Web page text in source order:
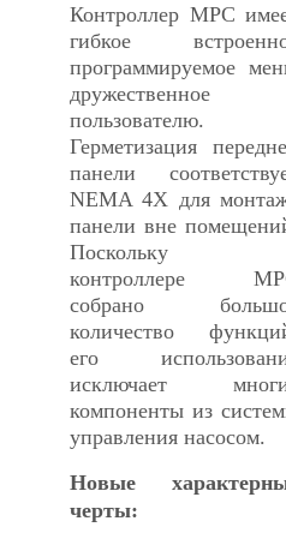
Контроллер МРС
гибкое
программируемое
дружественное
пользователю.
Герметизация
панели
NEMA 4X для
панели вне
Поскольку
контроллере
собрано
количество
его
исключает
компоненты из
управления насосом.
Новые
черты: